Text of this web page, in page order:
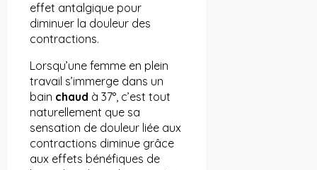
effet antalgique pour
diminuer la douleur des
contractions.
Lorsqu’une femme en plein
travail s’immerge dans un
bain chaud à 37°, c’est tout
naturellement que sa
sensation de douleur liée aux
contractions diminue grâce
aux effets bénéfiques de